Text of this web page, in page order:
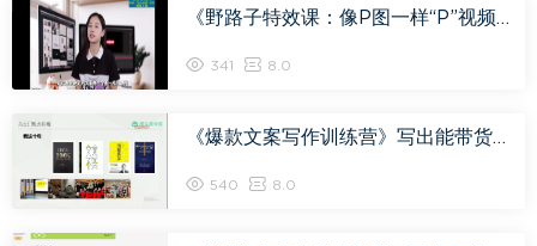
《野路子特效课：像P图一样“P”视频》手把手带你整出百万爆款绝活儿，网盘下载(2.92G)
341 8.0
《爆款文案写作训练营》写出能带货的文案，阅读量提升10-100倍（33课时），网盘下载(2.78G)
540 8.0